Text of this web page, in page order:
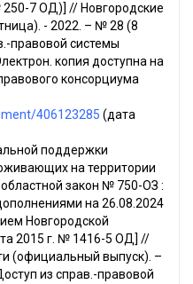
7 ОД)] // Новгородские
- 2022. – № 28 (8
правовой системы
копия доступна на
консорциума
406123285 (дата
поддержки
на территории
закон № 750-ОЗ :
на 26.08.2024
Новгородской
2015 г. № 1416-5 ОД] //
(официальный выпуск). –
из справ.-правовой